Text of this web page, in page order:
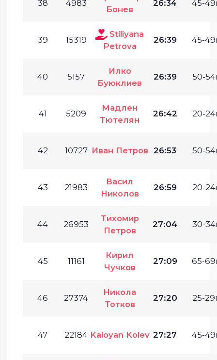
38 4983
Бонев
26:34 45-
39 15319
Stiliyana
Petrova
26:39 45-
40 5157
Илко
Буюклиев
26:39 50-
41 5209
Мадлен
Тютелян
26:42 20-
42 10727 Иван Петров 26:53 50-
43 21983
Васил
Николов
26:59 20-
44 26953
Тихомир
Петров
27:04 30-
45 11161
Кирил
Чучков
27:09 65-
46 27374
Никола
Тотков
27:20 25-
47 22184 Kaloyan Kolev 27:27 45-